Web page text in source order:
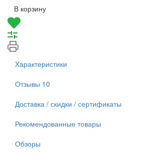
В корзину
Характеристики
Отзывы 10
Доставка / скидки / сертификаты
Рекомендованные товары
Обзоры